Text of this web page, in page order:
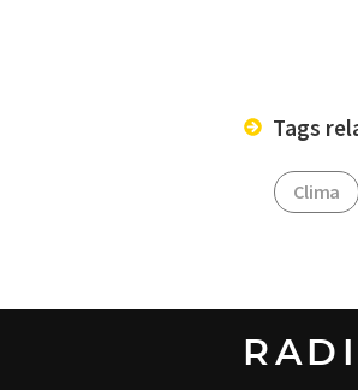
Tags
Clima